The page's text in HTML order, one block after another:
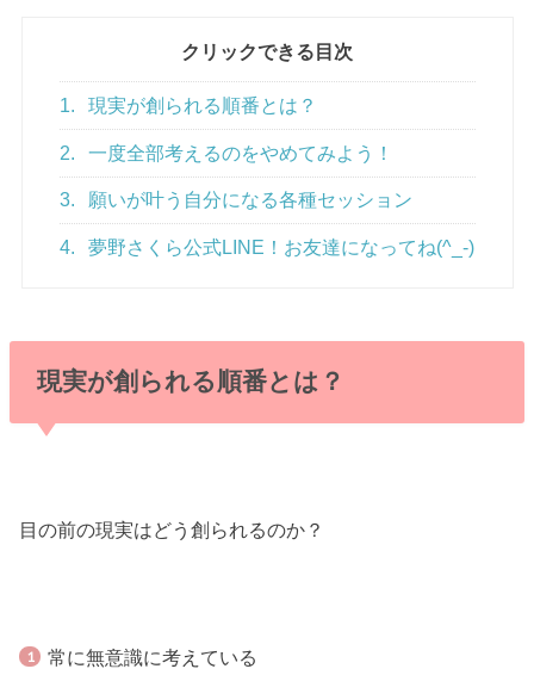
クリックできる目次
1. 現実が創られる順番とは？
2. 一度全部考えるのをやめてみよう！
3. 願いが叶う自分になる各種セッション
4. 夢野さくら公式LINE！お友達になってね(^_-)
現実が創られる順番とは？
目の前の現実はどう創られるのか？
常に無意識に考えている